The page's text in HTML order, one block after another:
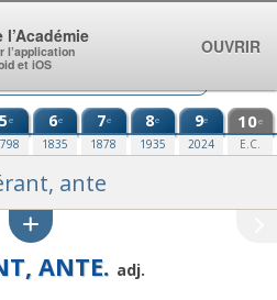
5e 6e
1835
7e
1878
8e
1935
9e
2024
10e
E.C.
ante
ANTE. adj.
l’application
et iOS
OUVRIR